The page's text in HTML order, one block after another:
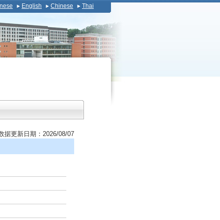
English Chinese Thai
据更新日期：2026/08/07